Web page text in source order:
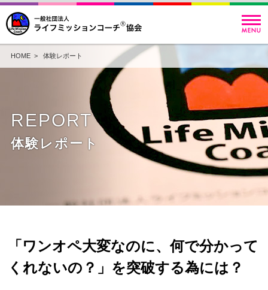
HOME> 体験レポート
REPORT
体験レポート
「ワンオペ大変なのに、何で分かって
くれないの？」を突破する為には？